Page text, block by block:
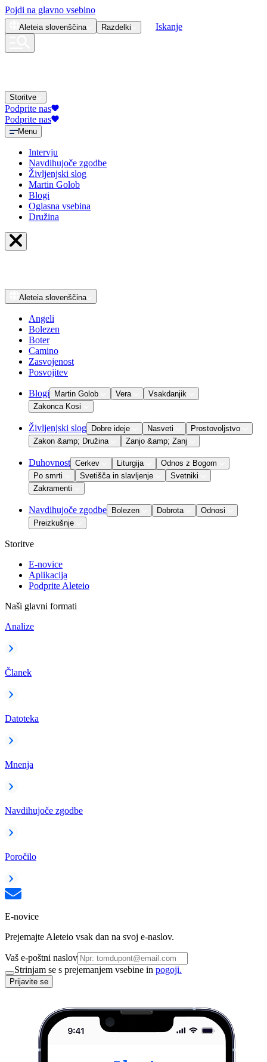
Pojdi na glavno vsebino
Aleteia slovenščina Razdelki Iskanje
Storitve
Podprite nas
Podprite nas
Menu
Intervju
Navdihujoče zgodbe
Življenjski slog
Martin Golob
Blogi
Oglasna vsebina
Družina
Aleteia slovenščina
Angeli
Bolezen
Boter
Camino
Zasvojenost
Posvojitev
Blogi Martin Golob Vera
Vsakdanjik
Zakonca Kosi
Življenjski slog Dobre ideje Nasveti
Prostovoljstvo
Zakon &amp; Družina
Zanjo &amp; Zanj
Duhovnost Cerkev Liturgija
Odnos z Bogom
Po smrti
Svetišča in slavljenje
Svetniki
Zakramenti
Navdihujoče zgodbe Bolezen Dobrota
Odnosi
Preizkušnje
Storitve
E-novice
Aplikacija
Podprite Aleteio
Naši glavni formati
Analize
Članek
Datoteka
Mnenja
Navdihujoče zgodbe
Poročilo
E-novice
Prejemajte Aleteio vsak dan na svoj e-naslov.
Vaš e-poštni naslov
Strinjam se s prejemanjem vsebine in pogoji.
Prijavite se